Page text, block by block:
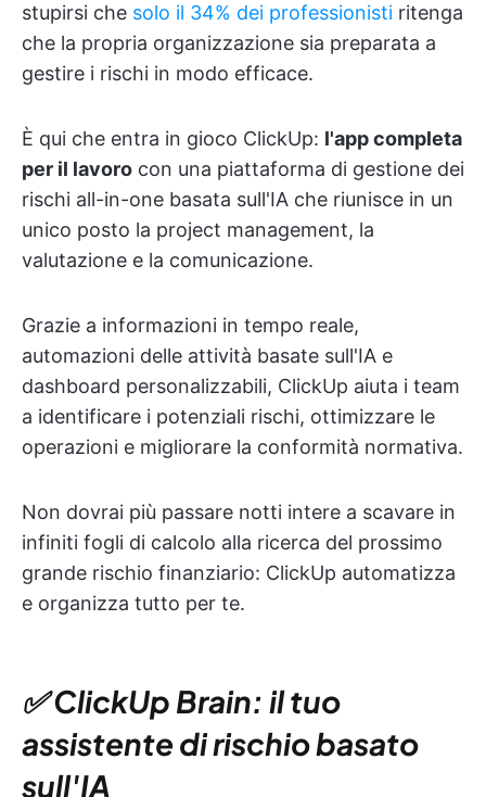
stupirsi che solo il 34% dei professionisti ritenga
che la propria organizzazione sia preparata a
gestire i rischi in modo efficace.
È qui che entra in gioco ClickUp: l'app completa
per il lavoro con una piattaforma di gestione dei
rischi all-in-one basata sull'IA che riunisce in un
unico posto la project management, la
valutazione e la comunicazione.
Grazie a informazioni in tempo reale,
automazioni delle attività basate sull'IA e
dashboard personalizzabili, ClickUp aiuta i team
a identificare i potenziali rischi, ottimizzare le
operazioni e migliorare la conformità normativa.
Non dovrai più passare notti intere a scavare in
infiniti fogli di calcolo alla ricerca del prossimo
grande rischio finanziario: ClickUp automatizza
e organizza tutto per te.
✅ ClickUp Brain: il tuo
assistente di rischio basato
sull'IA